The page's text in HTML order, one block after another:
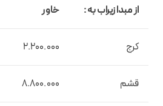
از مبدا زیراب به : خاور
کرج 2.200.000
قشم 8.800.000